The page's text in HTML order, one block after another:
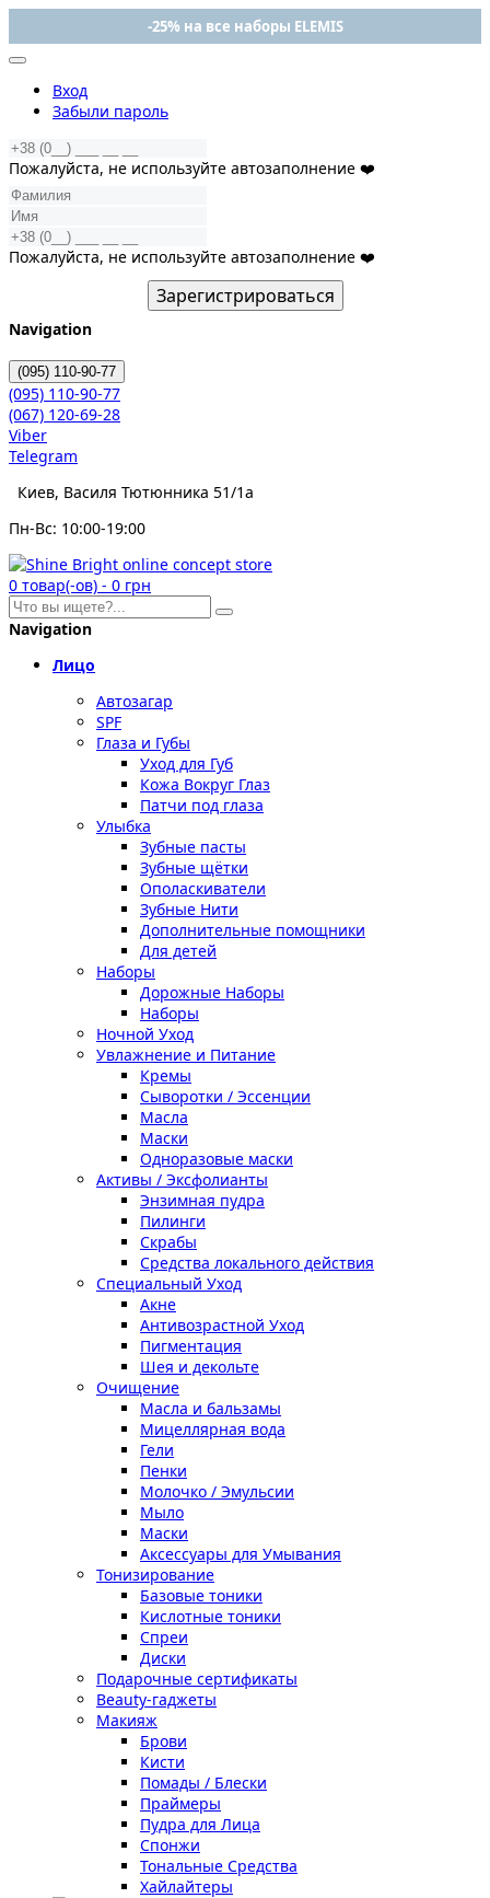
-25% на все наборы ELEMIS
Вход
Забыли пароль
Пожалуйста, не используйте автозаполнение ❤️
Пожалуйста, не используйте автозаполнение ❤️
Зарегистрироваться
Navigation
(095) 110-90-77
(095) 110-90-77
(067) 120-69-28
Viber
Telegram
Киев, Василя Тютюнника 51/1а
Пн-Вс: 10:00-19:00
0 товар(-ов) - 0 грн
Navigation
Лицо
Автозагар
SPF
Глаза и Губы
Уход для Губ
Кожа Вокруг Глаз
Патчи под глаза
Улыбка
Зубные пасты
Зубные щётки
Ополаскиватели
Зубные Нити
Дополнительные помощники
Для детей
Наборы
Дорожные Наборы
Наборы
Ночной Уход
Увлажнение и Питание
Кремы
Сыворотки / Эссенции
Масла
Маски
Одноразовые маски
Активы / Эксфолианты
Энзимная пудра
Пилинги
Скрабы
Средства локального действия
Специальный Уход
Акне
Антивозрастной Уход
Пигментация
Шея и декольте
Очищение
Масла и бальзамы
Мицеллярная вода
Гели
Пенки
Молочко / Эмульсии
Мыло
Маски
Аксессуары для Умывания
Тонизирование
Базовые тоники
Кислотные тоники
Спреи
Диски
Подарочные сертификаты
Beauty-гаджеты
Макияж
Брови
Кисти
Помады / Блески
Праймеры
Пудра для Лица
Спонжи
Тональные Средства
Хайлайтеры